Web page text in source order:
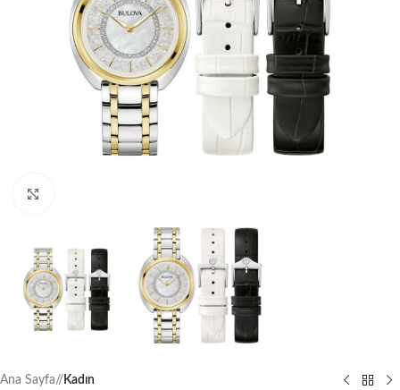
Ana Sayfa/ Kadın